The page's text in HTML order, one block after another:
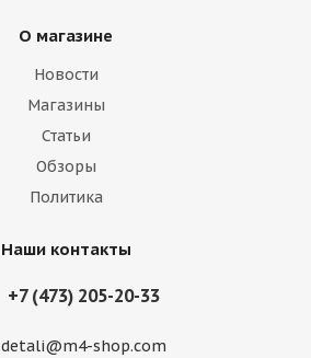
О магазине
Новости
Магазины
Статьи
Обзоры
Политика
Наши контакты
+7 (473) 205-20-33
detali@m4-shop.com